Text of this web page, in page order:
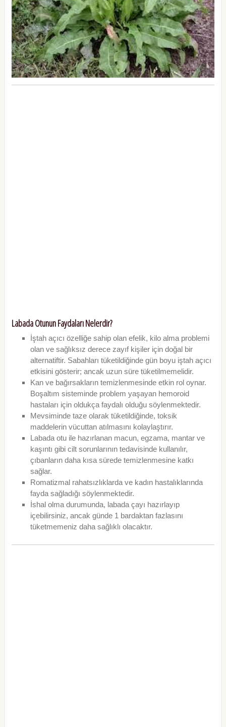
Labada Otunun Faydaları Nelerdir?
İştah açıcı özelliğe sahip olan efelik, kilo alma problemi
olan ve sağlıksız derece zayıf kişiler için doğal bir
alternatiftir. Sabahları tüketildiğinde gün boyu iştah açıcı
etkisini gösterir; ancak uzun süre tüketilmemelidir.
Kan ve bağırsakların temizlenmesinde etkin rol oynar.
Boşaltım sisteminde problem yaşayan hemoroid
hastaları için oldukça faydalı olduğu söylenmektedir.
Mevsiminde taze olarak tüketildiğinde, toksik
maddelerin vücuttan atılmasını kolaylaştırır.
Labada otu ile hazırlanan macun, egzama, mantar ve
kaşıntı gibi cilt sorunlarının tedavisinde kullanılır,
çıbanların daha kısa sürede temizlenmesine katkı
sağlar.
Romatizmal rahatsızlıklarda ve kadın hastalıklarında
fayda sağladığı söylenmektedir.
İshal olma durumunda, labada çayı hazırlayıp
içebilirsiniz, ancak günde 1 bardaktan fazlasını
tüketmemeniz daha sağlıklı olacaktır.